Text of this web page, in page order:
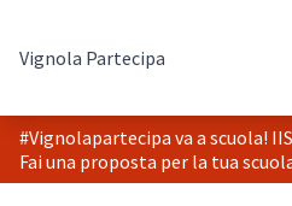
Vignola Partecipa
#Vignolapartecipa va a scuola!
Fai una proposta per la tua